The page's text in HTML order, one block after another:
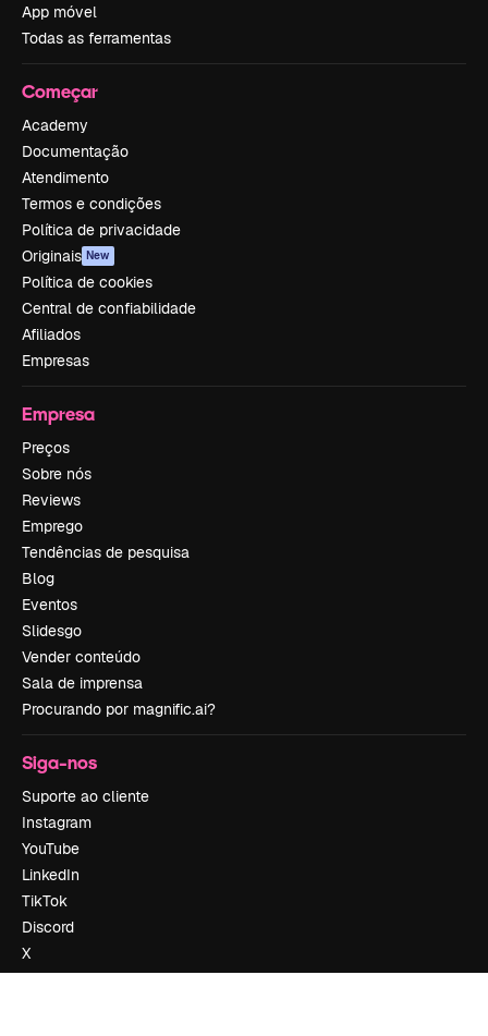
App móvel
Todas as ferramentas
Começar
Academy
Documentação
Atendimento
Termos e condições
Política de privacidade
Originais New
Política de cookies
Central de confiabilidade
Afiliados
Empresas
Empresa
Preços
Sobre nós
Reviews
Emprego
Tendências de pesquisa
Blog
Eventos
Slidesgo
Vender conteúdo
Sala de imprensa
Procurando por magnific.ai?
Siga-nos
Suporte ao cliente
Instagram
YouTube
LinkedIn
TikTok
Discord
X
Reddit